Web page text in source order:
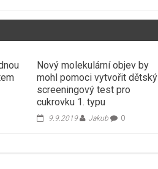
Nový molekulární objev by
mohl pomoci vytvořit dětský
screeningový test pro
cukrovku 1. typu
9.9.2019 Jakub 0